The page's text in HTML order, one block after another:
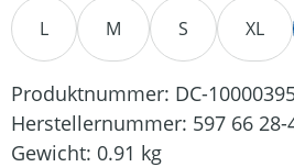
L M S XL
Produktnummer: DC-
Herstellernummer: 597 66 28-
Gewicht: 0.91 kg